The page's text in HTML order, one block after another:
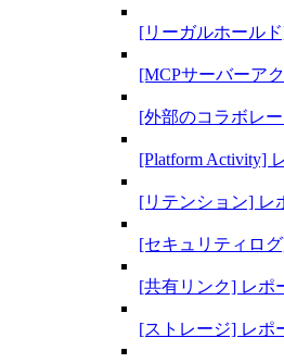
[リーガルホール
[MCPサーバーア
[外部のコラボレ
[Platform Activity]
[リテンション] レ
[セキュリティロ
[共有リンク] レポ
[ストレージ] レポ